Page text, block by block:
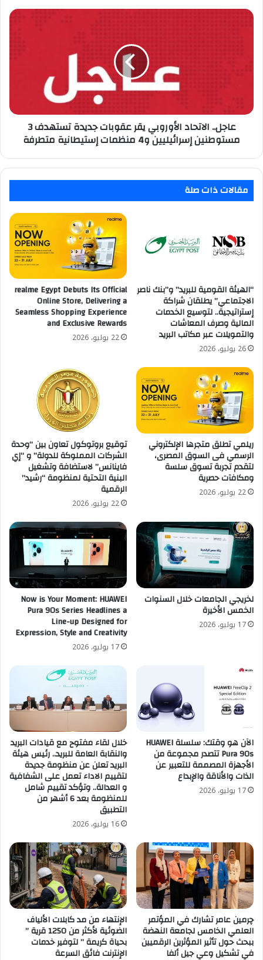
عاجل..
مستوطنين
إسرائيليين
إستيطانية
عاجل.. الاتحاد الأوروبي يقر عقوبات جديدة تستهدف 3
مستوطنين إسرائيليين و4 منظمات إستيطانية متطرفة
مقالات ذات صلة
“الهيئة القومية للبريد” و”بنك ناصر
الاجتماعي” يطلقان شراكة
إستراتيجية.. لتوسيع الخدمات
المالية وصرف المعاشات
والتمويلات عبر مكاتب البريد
26 يوليو، 2026
realme Egypt Debuts Its Official
Online Store, Delivering a
Seamless Shopping Experience
and Exclusive Rewards
22 يوليو، 2026
ريلمي تطلق متجرها الإلكتروني
الرسمي فى السوق المصرى،
لتقدم تجربة تسوق سلسة
ومكافآت حصرية
22 يوليو، 2026
توقيع بروتوكول تعاون بين “وحدة
الشركات المملوكة للدولة” و “إي
فاينانس” لاستضافة وتشغيل
البنية التحتية لمنظومة “رشيد”
الرقمية
22 يوليو، 2026
لخريجي الجامعات خلال السنوات
الخمس الأخيرة
17 يوليو، 2026
Now is Your Moment: HUAWEI
Pura 90s Series Headlines a
Line-up Designed for
Expression, Style and Creativity
17 يوليو، 2026
الآن هو وقتك: سلسلة HUAWEI
Pura 90s تتصدر مجموعة من
الأجهزة المصممة للتعبير عن
الذات والأناقة والإبداع
17 يوليو، 2026
خلال لقاء مفتوح مع قيادات البريد
والنقابة العامة للبريد.. رئيس هيئة
البريد تعلن عن منظومة جديدة
لتقييم الاداء تعمل على الشفافية
و العدالة.. وتؤكد تقييم شامل
للمنظومة بعد 6 أشهر من
التطبيق
16 يوليو، 2026
چرمين عامر تشارك في المؤتمر
العلمي الخامس لجامعة النهضة
ببحث حول تأثير المؤثرين الرقميين
في تشكيل وعي جيل ألفا
الإنتهاء من مد كابلات الألياف
الضوئية لأكثر من 1250 قرية ”
بحياة كريمة ” لتوفير خدمات
الإنترنت فائق السرعة